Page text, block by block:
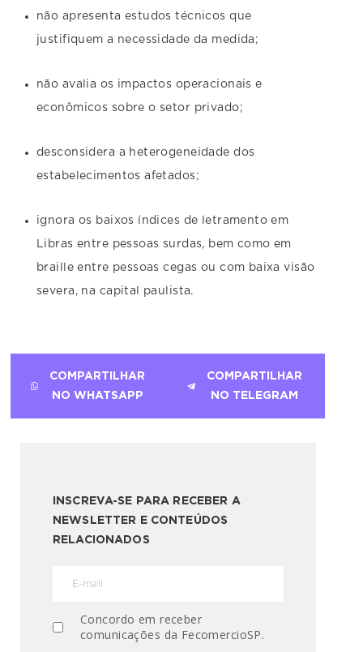
não apresenta estudos técnicos que
justifiquem a necessidade da medida;
não avalia os impactos operacionais e
econômicos sobre o setor privado;
desconsidera a heterogeneidade dos
estabelecimentos afetados;
ignora os baixos índices de letramento em
Libras entre pessoas surdas, bem como em
braille entre pessoas cegas ou com baixa visão
severa, na capital paulista.
COMPARTILHAR
NO WHATSAPP
COMPARTILHAR
NO TELEGRAM
INSCREVA-SE PARA RECEBER A
NEWSLETTER E CONTEÚDOS
RELACIONADOS
Concordo em receber
comunicações da FecomercioSP.